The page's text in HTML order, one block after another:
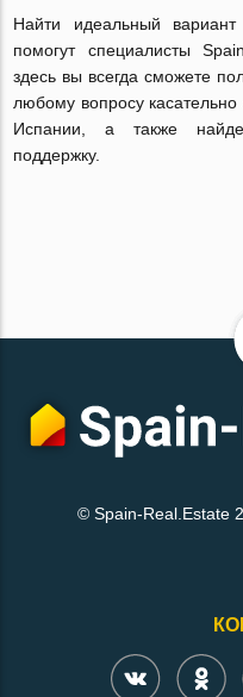
Найти идеальный
помогут специалисты
здесь вы всегда сможете
любому вопросу
Испании, а также
поддержку.
© Spain-Real.Estate